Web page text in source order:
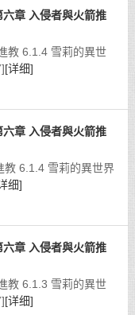
章 入侵者與火箭推
教 6.1.4 雪莉的異世
[详细]
章 入侵者與火箭推
教 6.1.4 雪莉的異世界
细]
章 入侵者與火箭推
教 6.1.3 雪莉的異世
[详细]